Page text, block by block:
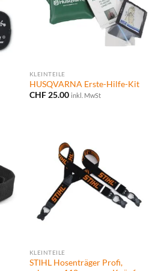
KLEINTEILE
HUSQVARNA Erste-Hilfe-Kit
CHF25.00 inkl. MwSt
KLEINTEILE
STIHL Hosenträger Profi,